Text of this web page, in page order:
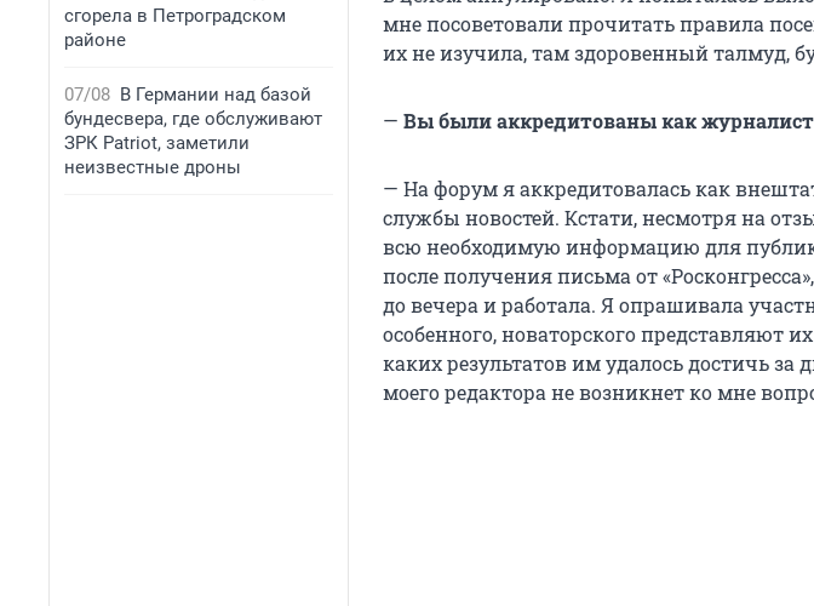
сгорела в Петроградском
районе
07/08 В Германии над базой
бундесвера, где обслуживают
ЗРК Patriot, заметили
неизвестные дроны
мне посоветовали прочитать правила
их не изучила, там здоровенный талмуд,
— Вы были аккредитованы как
— На форум я аккредитовалась как
службы новостей. Кстати, несмотря на
всю необходимую информацию для
после получения письма от
до вечера и работала. Я опрашивала
особенного, новаторского представляют
каких результатов им удалось достичь за
моего редактора не возникнет ко мне